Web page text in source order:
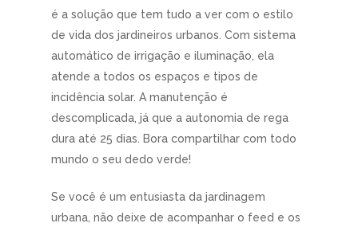
é a solução que tem tudo a ver com o estilo
de vida dos jardineiros urbanos. Com sistema
automático de irrigação e iluminação, ela
atende a todos os espaços e tipos de
incidência solar. A manutenção é
descomplicada, já que a autonomia de rega
dura até 25 dias. Bora compartilhar com todo
mundo o seu dedo verde!
Se você é um entusiasta da jardinagem
urbana, não deixe de acompanhar o feed e os